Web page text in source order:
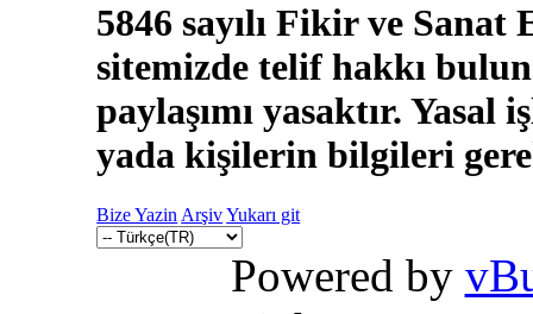
5846 sayılı Fikir ve
sitemizde telif hakkı
paylaşımı yasaktır. Yasal
yada kişilerin bilgileri
Bize Yazin ArşivYukarı git
Powered by